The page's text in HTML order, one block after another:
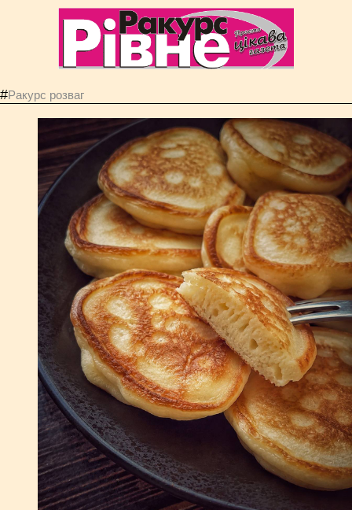
#Ракурс розваг